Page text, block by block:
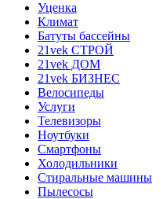
Уценка
Климат
Батуты бассейны
21vek СТРОЙ
21vek ДОМ
21vek БИЗНЕС
Велосипеды
Услуги
Телевизоры
Ноутбуки
Смартфоны
Холодильники
Стиральные машины
Пылесосы